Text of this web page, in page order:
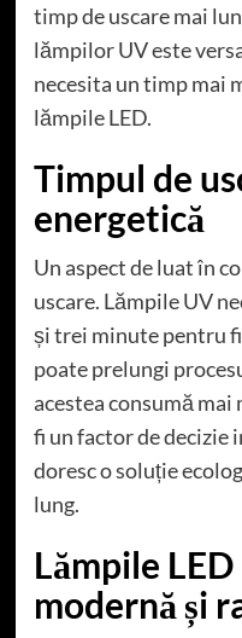
timp de uscare mai
lămpilor UV este
necesita un timp mai
lămpile LED.
Timpul de
energetică
Un aspect de luat în
uscare. Lămpile UV
și trei minute pentru
poate prelungi
acestea consumă mai
fi un factor de decizie
doresc o soluție
lung.
Lămpile
modernă și